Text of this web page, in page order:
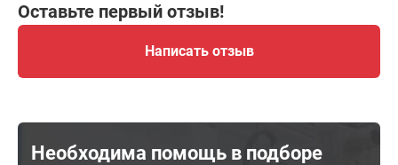
Оставьте первый отзыв!
Написать отзыв
Необходима помощь в подборе